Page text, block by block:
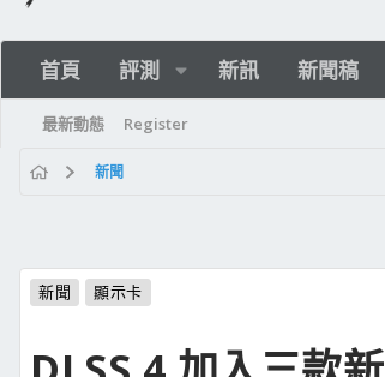
首頁 評測 新訊 新聞稿
最新動態 Register
新聞
新聞 顯示卡